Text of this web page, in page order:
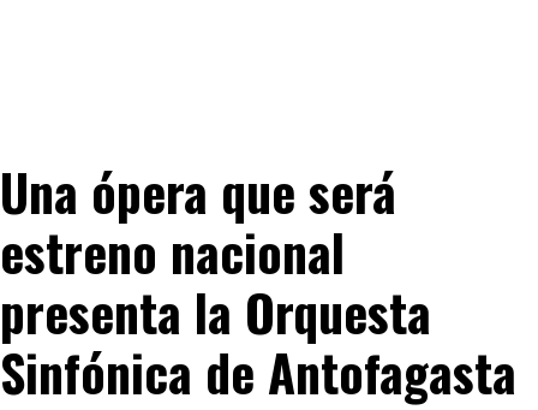
Una ópera que será
estreno nacional
presenta la Orquesta
Sinfónica de Antofagasta